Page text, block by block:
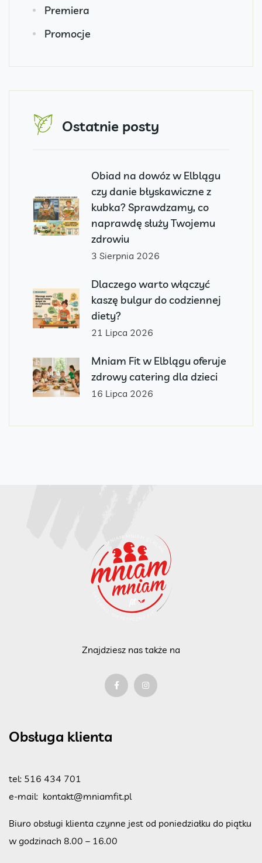
Premiera
Promocje
Ostatnie posty
Obiad na dowóz w Elblągu
czy danie błyskawiczne z
kubka? Sprawdzamy, co
naprawdę służy Twojemu
zdrowiu
3 Sierpnia 2026
Dlaczego warto włączyć
kaszę bulgur do codziennej
diety?
21 Lipca 2026
Mniam Fit w Elblągu oferuje
zdrowy catering dla dzieci
16 Lipca 2026
Znajdziesz nas także na
Obsługa klienta
tel: 516 434 701
e-mail: kontakt@mniamfit.pl
Biuro obsługi klienta czynne jest od poniedziałku do piątku
w godzinach 8.00 – 16.00